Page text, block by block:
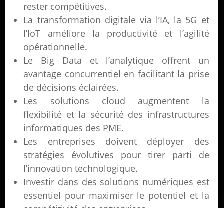
rester compétitives.
La transformation digitale via l’IA, la 5G et
l’IoT améliore la productivité et l’agilité
opérationnelle.
Le Big Data et l’analytique offrent un
avantage concurrentiel en facilitant la prise
de décisions éclairées.
Les solutions cloud augmentent la
flexibilité et la sécurité des infrastructures
informatiques des PME.
Les entreprises doivent déployer des
stratégies évolutives pour tirer parti de
l’innovation technologique.
Investir dans des solutions numériques est
essentiel pour maximiser le potentiel et la